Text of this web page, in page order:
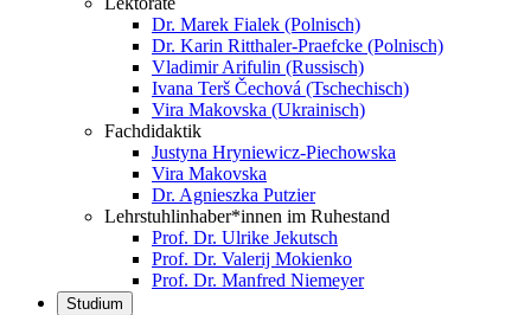
Dr. Marek Fialek (Polnisch)
Dr. Karin Ritthaler-Praefcke (Polnisch)
Vladimir Arifulin (Russisch)
Ivana Terš Čechová (Tschechisch)
Vira Makovska (Ukrainisch)
Fachdidaktik
Justyna Hryniewicz-Piechowska
Vira Makovska
Dr. Agnieszka Putzier
Lehrstuhlinhaber*innen im Ruhestand
Prof. Dr. Ulrike Jekutsch
Prof. Dr. Valerij Mokienko
Prof. Dr. Manfred Niemeyer
Studium